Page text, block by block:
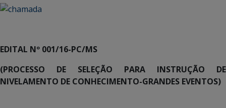
EDITAL Nº 001/16-PC/MS
(PROCESSO DE SELEÇÃO PARA INSTRUÇÃO DE
NIVELAMENTO DE CONHECIMENTO-GRANDES EVENTOS)